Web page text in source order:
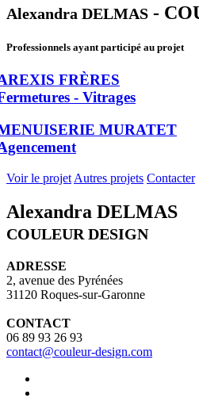
Alexandra DELMAS -
Professionnels ayant participé au projet
FRÈRES
- Vitrages
MURATET
Voir le projet Autres projets Contacter
Alexandra DELMAS
COULEUR DESIGN
ADRESSE
2, avenue des Pyrénées
31120 Roques-sur-Garonne
CONTACT
06 89 93 26 93
contact@couleur-design.com